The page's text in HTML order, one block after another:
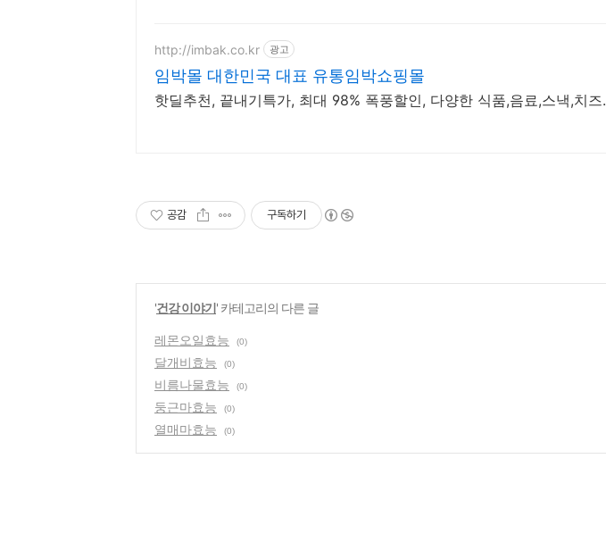
http://imbak.co.kr 광고
임박몰 대한민국 대표 유통임박쇼핑몰
핫딜추천, 끝내기특가, 최대 98% 폭풍할인, 다양한 식품,음료,스낵,치즈.
공감 구독하기
'건강 이야기' 카테고리의 다른 글
레몬오일효능 (0)
달개비효능 (0)
비름나물효능 (0)
둥근마효능 (0)
열매마효능 (0)